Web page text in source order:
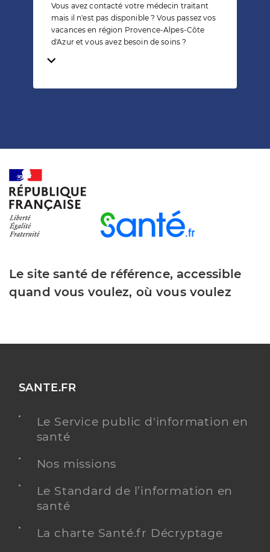
Vous avez contacté votre médecin traitant
mais il n'est pas disponible ? Vous passez vos
vacances en région Provence-Alpes-Côte
d'Azur et vous avez besoin de soins ?
Temps de lecture
Le site santé de référence, accessible
quand vous voulez, où vous voulez
SANTE.FR
Le Service public d'information en
santé
Nos missions
Le Standard de l’information en
santé
La charte Santé.fr Décryptage